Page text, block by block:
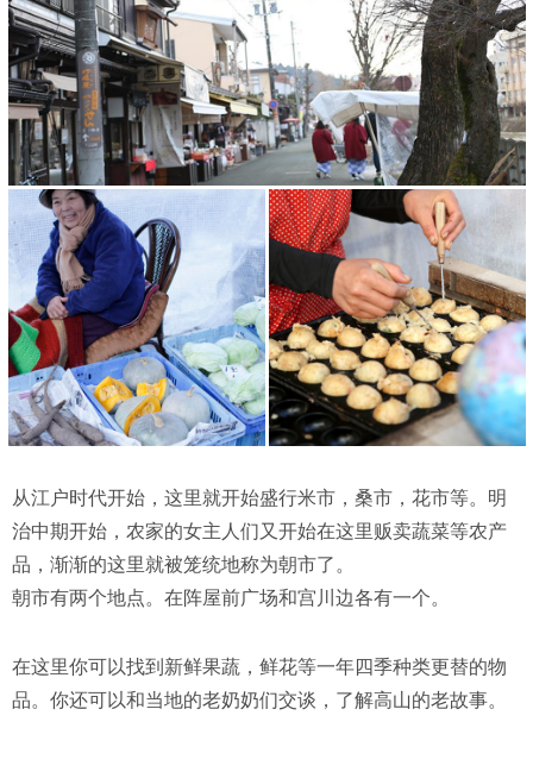
从江户时代开始，这里就开始盛行米市，桑市，花市等。明
治中期开始，农家的女主人们又开始在这里贩卖蔬菜等农产
品，渐渐的这里就被笼统地称为朝市了。
朝市有两个地点。在阵屋前广场和宫川边各有一个。
在这里你可以找到新鲜果蔬，鲜花等一年四季种类更替的物
品。你还可以和当地的老奶奶们交谈，了解高山的老故事。